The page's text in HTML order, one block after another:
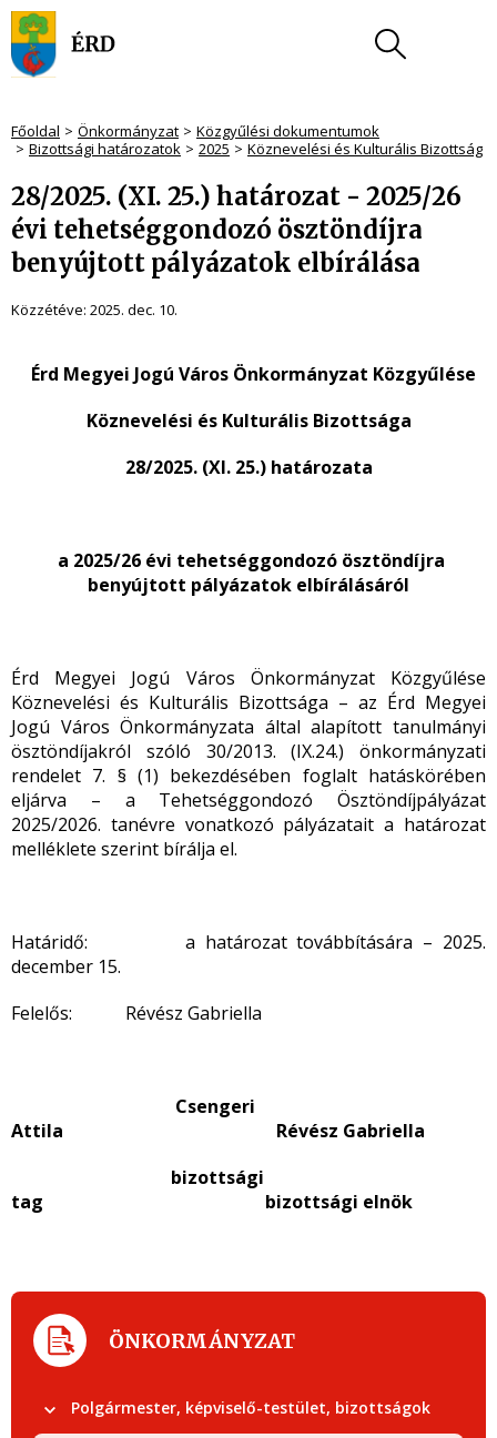
Főoldal Önkormányzat
Közgyűlési dokumentumok
Bizottsági határozatok
2025 Köznevelési és Kulturális Bizottság
28/2025. (XI. 25.) határozat - 2025/26
évi tehetséggondozó ösztöndíjra
benyújtott pályázatok elbírálása
Közzétéve: 2025. dec. 10.
Érd Megyei Jogú Város Önkormányzat Közgyűlése
Köznevelési és Kulturális Bizottsága
28/2025. (XI. 25.) határozata
a 2025/26 évi tehetséggondozó ösztöndíjra
benyújtott pályázatok elbírálásáról
Érd Megyei Jogú Város Önkormányzat Közgyűlése
Köznevelési és Kulturális Bizottsága – az Érd Megyei
Jogú Város Önkormányzata által alapított tanulmányi
ösztöndíjakról szóló 30/2013. (IX.24.) önkormányzati
rendelet 7. § (1) bekezdésében foglalt hatáskörében
eljárva – a Tehetséggondozó Ösztöndíjpályázat
2025/2026. tanévre vonatkozó pályázatait a határozat
melléklete szerint bírálja el.
Határidő: a határozat továbbítására – 2025.
december 15.
Felelős: Révész Gabriella
Csengeri
Attila Révész Gabriella
bizottsági
tag bizottsági elnök
ÖNKORMÁNYZAT
Polgármester, képviselő-testület, bizottságok